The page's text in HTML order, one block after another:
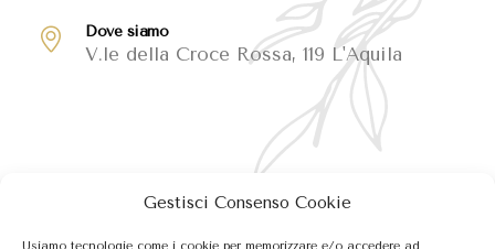
Gestisci Consenso Cookie
Dove siamo
V.le della Croce Rossa, 119 L'Aquila